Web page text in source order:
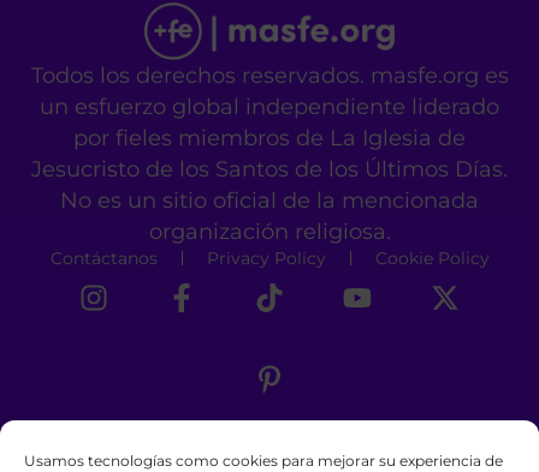
Usamos tecnologías como cookies para mejorar su experiencia de
Todos los derechos reservados. masfe.org es
un esfuerzo global independiente liderado
por fieles miembros de La Iglesia de
Jesucristo de los Santos de los Últimos Días.
No es un sitio oficial de la mencionada
organización religiosa.
Contáctanos Privacy Policy Cookie Policy